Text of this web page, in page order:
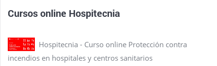
Cursos online Hospitecnia
Hospitecnia - Curso online Protección contra
incendios en hospitales y centros sanitarios